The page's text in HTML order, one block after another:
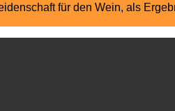
für den Wein, als